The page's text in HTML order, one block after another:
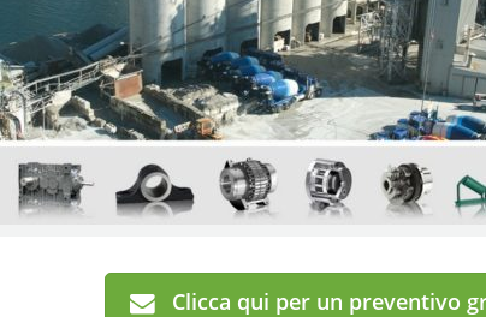
Clicca qui per un preventivo